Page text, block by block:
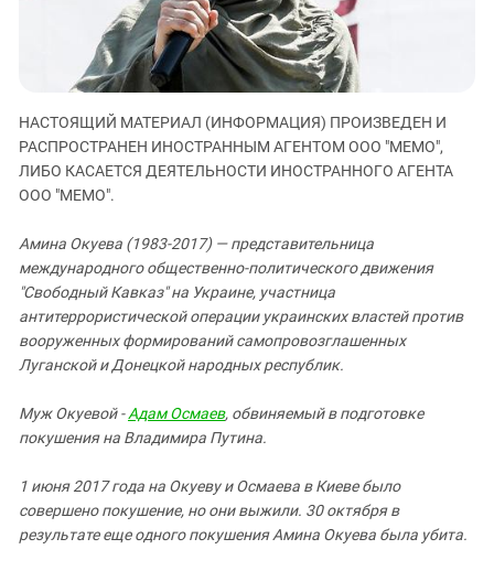
ЗАСТАВЛЯЕТ
КАВКАЗ ЗА ПАЛЕСТИНУ
ИНАКОМЫСЛИЕ В ЧЕЧНЕ
ПРЕСЛЕДОВАНИЕ АКТИВИСТОВ
МОБИЛИЗАЦИЯ И ПРОТЕСТЫ
Ингушетия
Кабардино-Балкария
Калмыкия
Карачаево-Черкесия
Краснодарский край
Российская Федерация
Ростовская область
Северная Осетия - Алания
СКФО
Южный Кавказ
ЮФО
НАСТОЯЩИЙ МАТЕРИАЛ (ИНФОРМАЦИЯ) ПРОИЗВЕДЕН И
РАСПРОСТРАНЕН ИНОСТРАННЫМ АГЕНТОМ ООО "МЕМО",
ЛИБО КАСАЕТСЯ ДЕЯТЕЛЬНОСТИ ИНОСТРАННОГО АГЕНТА
ООО "МЕМО".
Амина Окуева (1983-2017) — представительница
международного общественно-политического движения
"Свободный Кавказ" на Украине, участница
антитеррористической операции украинских властей против
вооруженных формирований самопровозглашенных
Луганской и Донецкой народных республик.
Муж Окуевой -Адам Осмаев, обвиняемый в подготовке
покушения на Владимира Путина.
1 июня 2017 года на Окуеву и Осмаева в Киеве было
совершено покушение, но они выжили. 30 октября в
результате еще одного покушения Амина Окуева была убита.